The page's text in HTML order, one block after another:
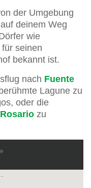
der Umgebung
deinem Weg
wie
seinen
bekannt ist.
nach Fuente
Lagune zu
oder die
zu